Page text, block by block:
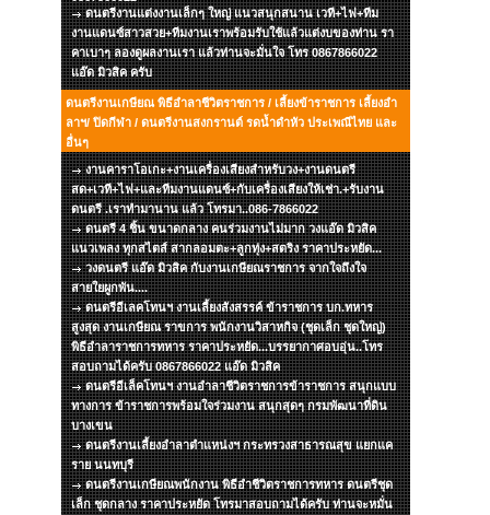
ดนตรีงานแต่งงานเล็กๆ ใหญ่ แนวสนุกสนาน เวที+ไฟ+ทีม
งานแดนซ์สาวสวย+ทีมงานเราพร้อมรับใช้แล้วแต่งบของท่าน รา
คาเบาๆ ลองดูผลงานเรา แล้วท่านจะมั่นใจ โทร 0867866022
แอ๊ด มิวสิค ครับ
ดนตรีงานเกษียณ พิธีอำลาชีวิตราชการ / เลี้ยงข้าราชการ เลี้ยงอำ
ลาฯ/ ปิดกีฬา / ดนตรีงานสงกรานต์ รดน้ำดำหัว ประเพณีไทย และ
อื่นๆ
งานคาราโอเกะ+งานเครื่องเสียงสำหรับวง+งานดนตรี
สด+เวที+ไฟ+และทีมงานแดนซ์+กับเครื่องเสียงให้เช่า.+รับงาน
ดนตรี .เราทำมานาน แล้ว โทรมา..086-7866022
ดนตรี 4 ชิ้น ขนาดกลาง คนร่วมงานไม่มาก วงแอ๊ด มิวสิค
แนวเพลง ทุกสไตส์ สากลอมตะ+ลูกทุ่ง+สตริง ราคาประหยัด...
วงดนตรี แอ๊ด มิวสิค กับงานเกษียณราชการ จากใจถึงใจ
สายใยผูกพัน....
ดนตรีอีเลคโทนฯ งานเลี้ยงสังสรรค์ ข้าราชการ บก.ทหาร
สูงสุด งานเกษียณ ราขการ พนักงานวิสาหกิจ (ชุดเล็ก ชุดใหญ่)
พิธีอำลาราชการทหาร ราคาประหยัด...บรรยากาศอบอุ่น..โทร
สอบถามได้ครับ 0867866022 แอ๊ด มิวสิค
ดนตรีอีเล็คโทนฯ งานอำลาชีวิตราชการข้าราชการ สนุกแบบ
ทางการ ข้าราชการพร้อมใจร่วมงาน สนุกสุดๆ กรมพัฒนาที่ดิน
บางเขน
ดนตรีงานเลี้ยงอำลาตำแหน่งฯ กระทรวงสาธารณสุข แยกแค
ราย นนทบุรี
ดนตรีงานเกษียณพนักงาน พิธีอำชีวิตราชการทหาร ดนตรีชุด
เล็ก ชุดกลาง ราคาประหยัด โทรมาสอบถามได้ครับ ท่านจะหมั่น